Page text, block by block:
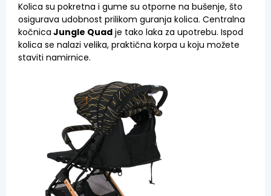
Kolica su pokretna i gume su otporne na bušenje, što
osigurava udobnost prilikom guranja kolica. Centralna
kočnica Jungle Quad je tako laka za upotrebu. Ispod
kolica se nalazi velika, praktična korpa u koju možete
staviti namirnice.